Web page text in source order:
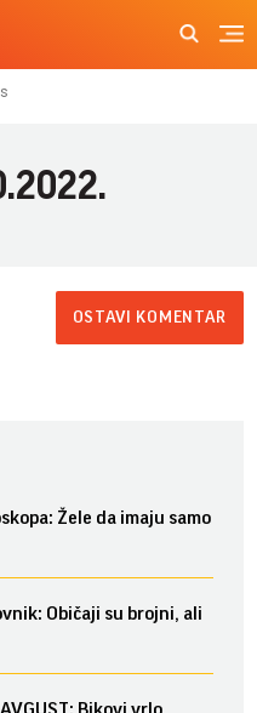
OSTAVI KOMENTAR
Žele da imaju samo
Običaji su brojni, ali
AVGUST: Bikovi vrlo